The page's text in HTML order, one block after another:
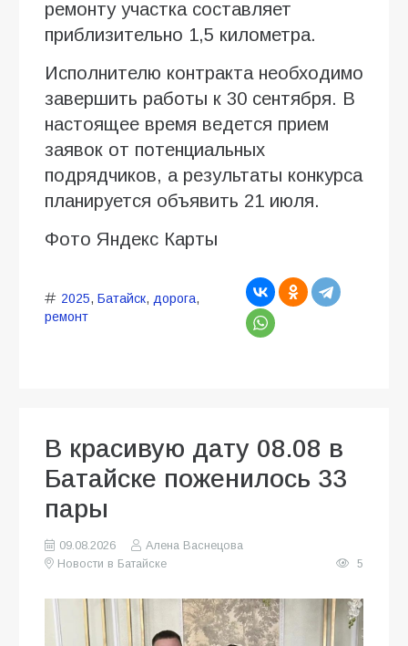
ремонту участка составляет
приблизительно 1,5 километра.
Исполнителю контракта необходимо
завершить работы к 30 сентября. В
настоящее время ведется прием
заявок от потенциальных
подрядчиков, а результаты конкурса
планируется объявить 21 июля.
Фото Яндекс Карты
2025, Батайск, дорога,
ремонт
В красивую дату 08.08 в
Батайске поженилось 33
пары
09.08.2026
Алена Васнецова
Новости в Батайске
5